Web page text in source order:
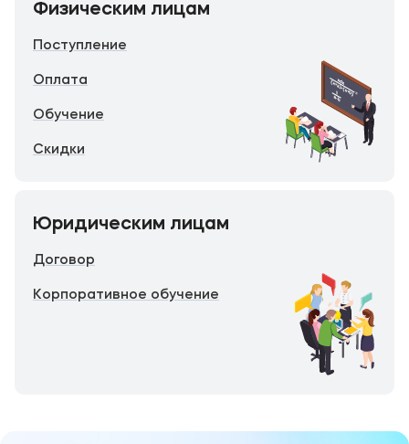
Физическим лицам
Поступление
Оплата
Обучение
Скидки
Юридическим лицам
Договор
Корпоративное обучение